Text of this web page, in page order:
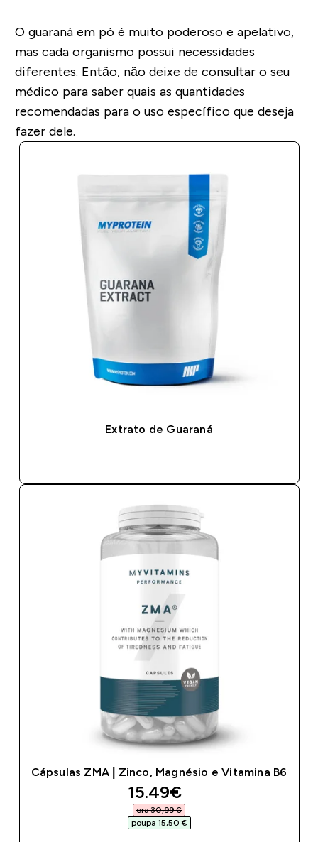
O guaraná em pó é muito poderoso e apelativo,
mas cada organismo possui necessidades
diferentes. Então, não deixe de consultar o seu
médico para saber quais as quantidades
recomendadas para o uso específico que deseja
fazer dele.
Extrato de Guaraná
Cápsulas ZMA | Zinco, Magnésio e Vitamina B6
discounted price
15.49€‎
era 30,99 €‎
poupa 15,50 €‎